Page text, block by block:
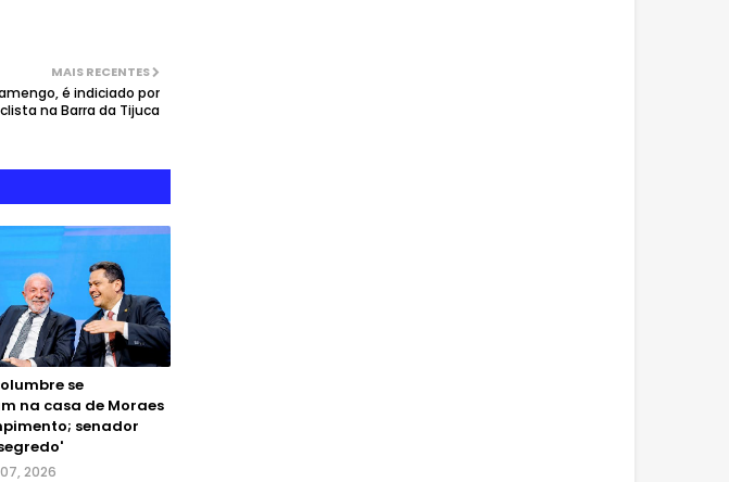
MAIS RECENTES
é indiciado por
na Barra da Tijuca
se
na casa de Moraes
senador
2026